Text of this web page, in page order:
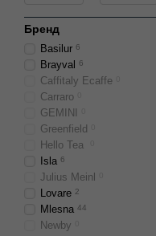
Бренд
Basilur 6
Brayval 6
Caffitaly Ecaffe
Carraro
GEMINI
Greenfield
Hello Tea
Isla 6
Julius Meinl
Lovare 2
Mlesna 44
Newby